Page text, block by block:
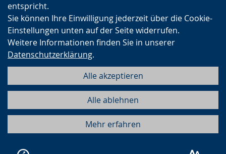
entspricht.
Sie können Ihre Einwilligung jederzeit über die Cookie-
Einstellungen unten auf der Seite widerrufen.
Weitere Informationen finden Sie in unserer
Datenschutzerklärung.
Alle akzeptieren
Alle ablehnen
Mehr erfahren